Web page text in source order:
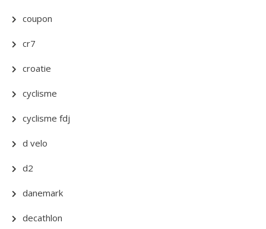
coupon
cr7
croatie
cyclisme
cyclisme fdj
d velo
d2
danemark
decathlon